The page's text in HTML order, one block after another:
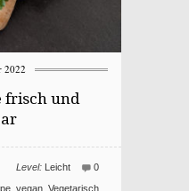
2022
frisch und
0
Level: Leicht
, vegan, Vegetarisch